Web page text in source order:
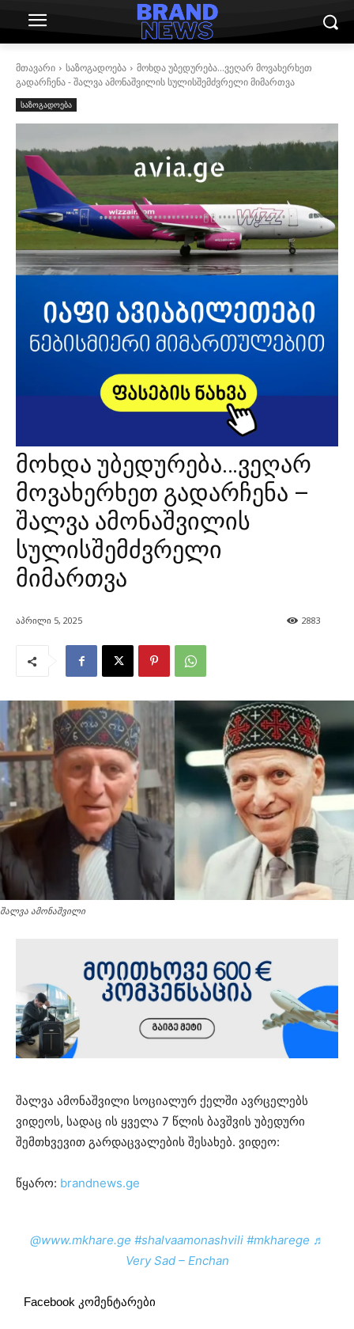
მთავარი საზოგადოება
მოხდა უბედურება...ვეღარ მოვახერხეთ
გადარჩენა - შალვა ამონაშვილის სულისშემძვრელი მიმართვა
საზოგადოება
მოხდა უბედურება…ვეღარ
მოვახერხეთ გადარჩენა –
შალვა ამონაშვილის
სულისშემძვრელი
მიმართვა
აპრილი 5, 2025 2883
შალვა ამონაშვილი
შალვა ამონაშვილი სოციალურ ქელში ავრცელებს
ვიდეოს, სადაც ის ყველა 7 წლის ბავშვის უბედური
შემთხვევით გარდაცვალების შესახებ. ვიდეო:
წყარო: brandnews.ge
@www.mkhare.ge #shalvaamonashvili #mkharege ♬
Very Sad – Enchan
Facebook კომენტარები